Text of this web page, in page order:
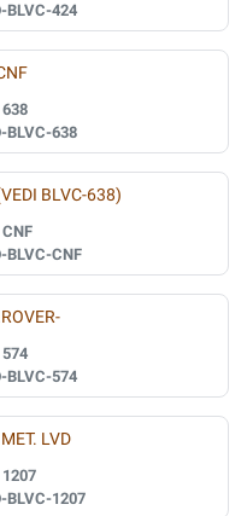
BLVC-424
638
BLVC-638
BLVC-638)
CNF
BLVC-CNF
574
BLVC-574
LVD
1207
BLVC-1207